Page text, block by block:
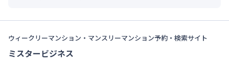
ウィークリーマンション・マンスリーマンション予約・検索サイト
ミスタービジネス